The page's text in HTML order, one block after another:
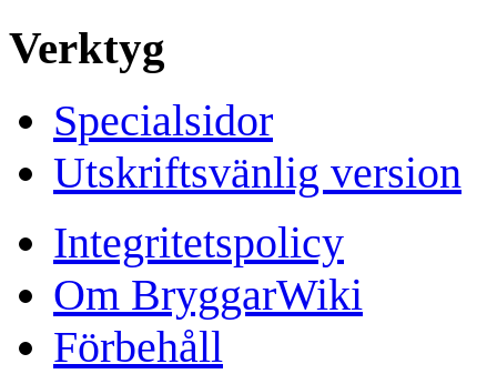
Verktyg
Specialsidor
Utskriftsvänlig version
Integritetspolicy
Om BryggarWiki
Förbehåll